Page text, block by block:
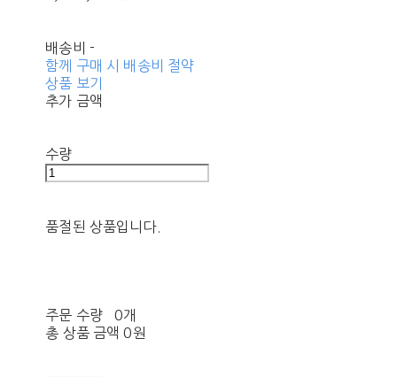
배송비 -
함께 구매 시 배송비 절약
상품 보기
추가 금액
수량
품절된 상품입니다.
주문 수량
0개
총 상품 금액 0원